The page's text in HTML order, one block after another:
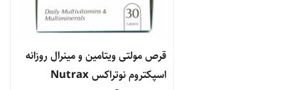
قرص مولتی ویتامین و مینرال روزانه
اسپکتروم نوتراکس Nutrax